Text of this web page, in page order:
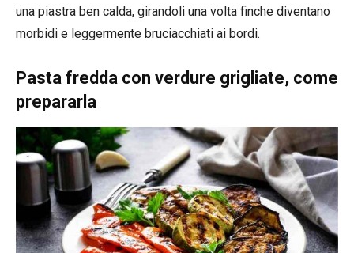
una piastra ben calda, girandoli una volta finche diventano
morbidi e leggermente bruciacchiati ai bordi.
Pasta fredda con verdure grigliate, come
prepararla